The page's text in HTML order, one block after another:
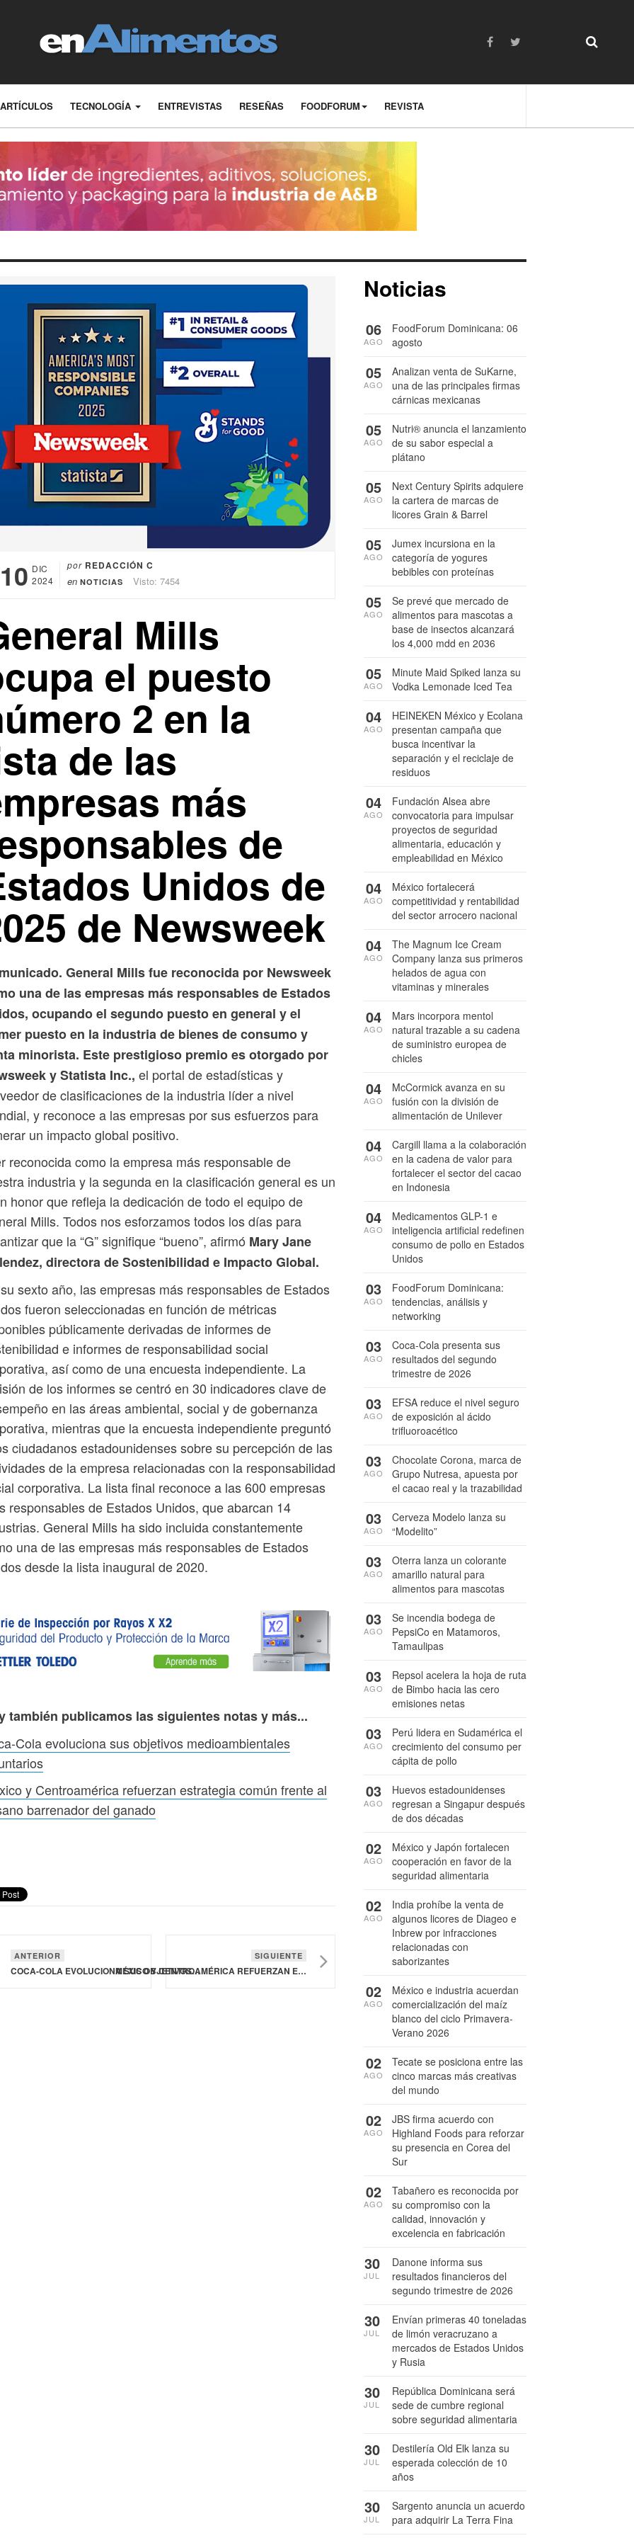
ARTÍCULOS TECNOLOGÍA ENTREVISTAS RESEÑAS FOODFORUM REVISTA
10 DIC
2024
por REDACCIÓN C
en NOTICIAS Visto: 7454
Mills
el puesto
2 en la
de las
más
de
Unidos de
de Newsweek
General Mills fue reconocida por Newsweek
una de las empresas más responsables de Estados
ocupando el segundo puesto en general y el
puesto en la industria de bienes de consumo y
minorista. Este prestigioso premio es otorgado por
y Statista Inc., el portal de estadísticas y
de clasificaciones de la industria líder a nivel
y reconoce a las empresas por sus esfuerzos para
un impacto global positivo.
reconocida como la empresa más responsable de
industria y la segunda en la clasificación general es un
honor que refleja la dedicación de todo el equipo de
Mills. Todos nos esforzamos todos los días para
que la “G” signifique “bueno”, afirmó Mary Jane
directora de Sostenibilidad e Impacto Global.
sexto año, las empresas más responsables de Estados
fueron seleccionadas en función de métricas
públicamente derivadas de informes de
e informes de responsabilidad social
así como de una encuesta independiente. La
de los informes se centró en 30 indicadores clave de
en las áreas ambiental, social y de gobernanza
mientras que la encuesta independiente preguntó
ciudadanos estadounidenses sobre su percepción de las
de la empresa relacionadas con la responsabilidad
corporativa. La lista final reconoce a las 600 empresas
responsables de Estados Unidos, que abarcan 14
General Mills ha sido incluida constantemente
una de las empresas más responsables de Estados
desde la lista inaugural de 2020.
también publicamos las siguientes notas y más...
evoluciona sus objetivos medioambientales
y Centroamérica refuerzan estrategia común frente al
barrenador del ganado
ANTERIOR
COCA‑COLA EVOLUCIONA SUS OBJETIVOS MEDIOAMBIENTALES VOLUNTARIOS
SIGUIENTE
MÉXICO Y CENTROAMÉRICA REFUERZAN ESTRATEGIA COMÚN FRENTE AL GUSANO BARRENADOR DEL GANADO
Noticias
FoodForum Dominicana: 06
agosto
06
AGO
Analizan venta de SuKarne,
una de las principales firmas
cárnicas mexicanas
05
AGO
Nutri® anuncia el lanzamiento
de su sabor especial a
plátano
05
AGO
Next Century Spirits adquiere
la cartera de marcas de
licores Grain & Barrel
05
AGO
Jumex incursiona en la
categoría de yogures
bebibles con proteínas
05
AGO
Se prevé que mercado de
alimentos para mascotas a
base de insectos alcanzará
los 4,000 mdd en 2036
05
AGO
Minute Maid Spiked lanza su
Vodka Lemonade Iced Tea
05
AGO
HEINEKEN México y Ecolana
presentan campaña que
busca incentivar la
separación y el reciclaje de
residuos
04
AGO
Fundación Alsea abre
convocatoria para impulsar
proyectos de seguridad
alimentaria, educación y
empleabilidad en México
04
AGO
México fortalecerá
competitividad y rentabilidad
del sector arrocero nacional
04
AGO
The Magnum Ice Cream
Company lanza sus primeros
helados de agua con
vitaminas y minerales
04
AGO
Mars incorpora mentol
natural trazable a su cadena
de suministro europea de
chicles
04
AGO
McCormick avanza en su
fusión con la división de
alimentación de Unilever
04
AGO
Cargill llama a la colaboración
en la cadena de valor para
fortalecer el sector del cacao
en Indonesia
04
AGO
Medicamentos GLP-1 e
inteligencia artificial redefinen
consumo de pollo en Estados
Unidos
04
AGO
FoodForum Dominicana:
tendencias, análisis y
networking
03
AGO
Coca-Cola presenta sus
resultados del segundo
trimestre de 2026
03
AGO
EFSA reduce el nivel seguro
de exposición al ácido
trifluoroacético
03
AGO
Chocolate Corona, marca de
Grupo Nutresa, apuesta por
el cacao real y la trazabilidad
03
AGO
Cerveza Modelo lanza su
“Modelito”
03
AGO
Oterra lanza un colorante
amarillo natural para
alimentos para mascotas
03
AGO
Se incendia bodega de
PepsiCo en Matamoros,
Tamaulipas
03
AGO
Repsol acelera la hoja de ruta
de Bimbo hacia las cero
emisiones netas
03
AGO
Perú lidera en Sudamérica el
crecimiento del consumo per
cápita de pollo
03
AGO
Huevos estadounidenses
regresan a Singapur después
de dos décadas
03
AGO
México y Japón fortalecen
cooperación en favor de la
seguridad alimentaria
02
AGO
India prohíbe la venta de
algunos licores de Diageo e
Inbrew por infracciones
relacionadas con
saborizantes
02
AGO
México e industria acuerdan
comercialización del maíz
blanco del ciclo Primavera-
Verano 2026
02
AGO
Tecate se posiciona entre las
cinco marcas más creativas
del mundo
02
AGO
JBS firma acuerdo con
Highland Foods para reforzar
su presencia en Corea del
Sur
02
AGO
Tabañero es reconocida por
su compromiso con la
calidad, innovación y
excelencia en fabricación
02
AGO
Danone informa sus
resultados financieros del
segundo trimestre de 2026
30
JUL
Envían primeras 40 toneladas
de limón veracruzano a
mercados de Estados Unidos
y Rusia
30
JUL
República Dominicana será
sede de cumbre regional
sobre seguridad alimentaria
30
JUL
Destilería Old Elk lanza su
esperada colección de 10
años
30
JUL
Sargento anuncia un acuerdo
para adquirir La Terra Fina
30
JUL